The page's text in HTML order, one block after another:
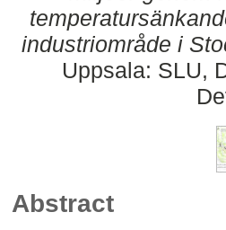
industriområde i
Uppsala: SLU,
Abstract